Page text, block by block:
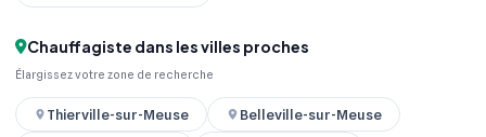
Chauffagiste dans les villes proches
Élargissez votre zone de recherche
Thierville-sur-Meuse
Belleville-sur-Meuse